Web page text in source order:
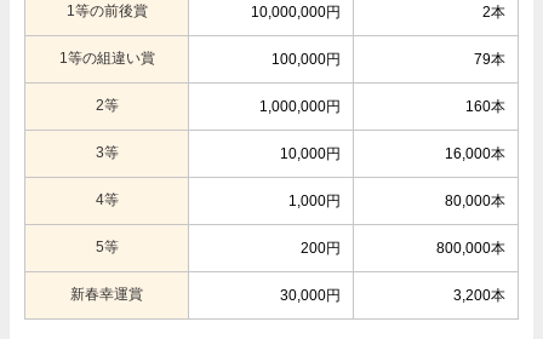
1等の前後賞 10,000,000円 2本
1等の組違い賞 100,000円 79本
2等 1,000,000円 160本
3等 10,000円 16,000本
4等 1,000円 80,000本
5等 200円 800,000本
新春幸運賞 30,000円 3,200本